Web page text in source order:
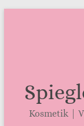
Kosmetik |